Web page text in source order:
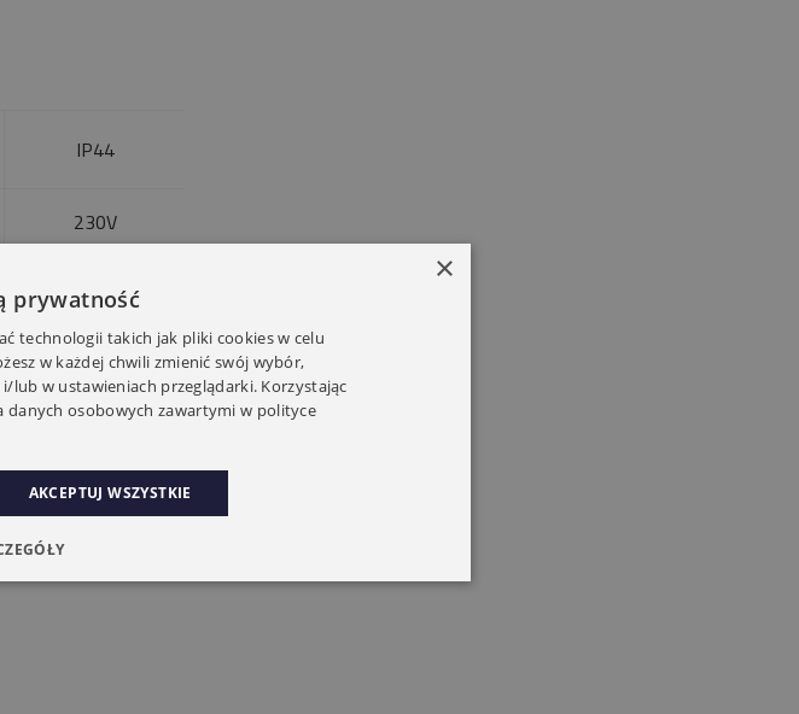
IP44
230V
40mm
20kg 10NM/17
obr/min
AC/50Hz
×
prywatność
technologii takich jak pliki cookies w celu
w każdej chwili zmienić swój wybór,
w ustawieniach przeglądarki. Korzystając
danych osobowych zawartymi w polityce
AKCEPTUJ WSZYSTKIE